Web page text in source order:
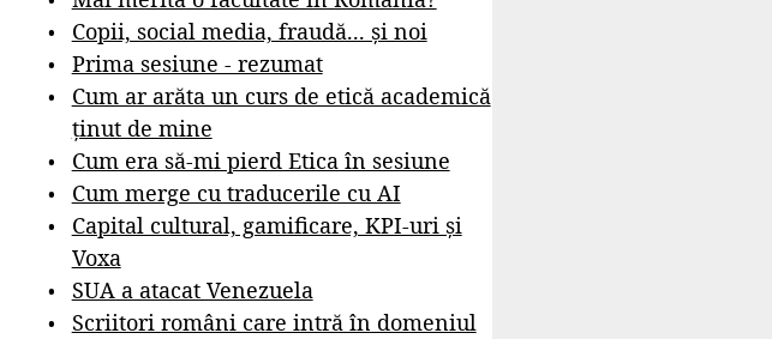
Copii, social media, fraudă... și noi
Prima sesiune - rezumat
Cum ar arăta un curs de etică academică
ținut de mine
Cum era să-mi pierd Etica în sesiune
Cum merge cu traducerile cu AI
Capital cultural, gamificare, KPI-uri și
Voxa
SUA a atacat Venezuela
Scriitori români care intră în domeniul